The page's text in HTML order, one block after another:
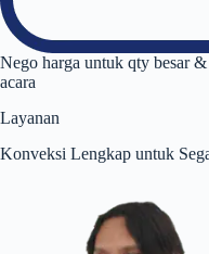
Nego harga untuk qty besar
acara
Layanan
Konveksi Lengkap untuk